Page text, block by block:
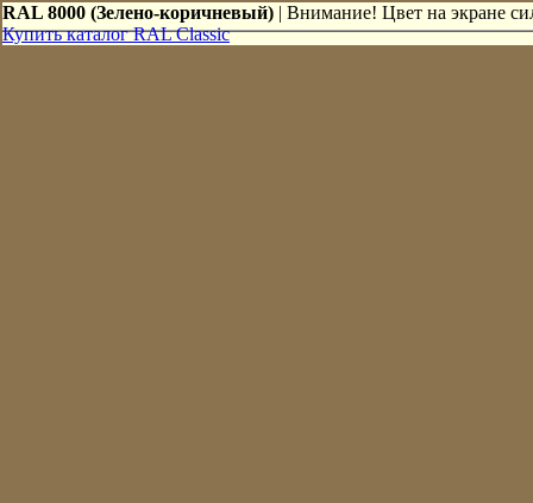
RAL 8000 (Зелено-коричневый) | Внимание! Цвет на экране
Купить каталог RAL Classic